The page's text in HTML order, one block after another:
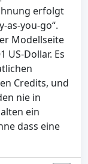
erfolgt
as-you-go“.
Modellseite
Dollar. Es
Credits, und
nie in
ein
dass eine